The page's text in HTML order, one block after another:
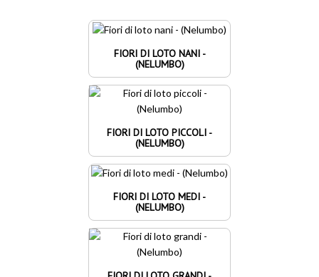
FIORI DI LOTO NANI -
(NELUMBO)
FIORI DI LOTO PICCOLI -
(NELUMBO)
FIORI DI LOTO MEDI -
(NELUMBO)